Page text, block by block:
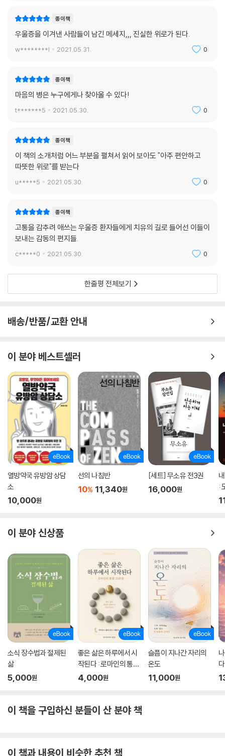
종이책
우울증을 이겨낸 사람들이 남긴 메세지,,, 진실한 위로가 된다.
w********l 2021.05.31. 0
종이책
마음의 병은 누구에게나 찾아올 수 있다!
t*******5 2021.05.30. 0
종이책
이 책의 소개처럼 어느 부분을 펼쳐서 읽어 보아도 "아주 편안하고
따뜻한 위로"를 받는다
u*****5 2021.05.30. 0
종이책
고통을 감추려 애쓰는 우울증 환자들에게 치유의 길로 들어선 이들이
보내는 감동의 편지들.
c*****0 2021.05.30. 0
한줄평 전체보기
배송/반품/교환 안내
이 분야 베스트셀러
열방약국 유방암 상담
소
10,000원
선의 나침반
10% 11,340원
[세트] 무소유 전3권
16,000원
:
이 분야 신상품
소식 장수법과 절제된
삶
5,000원
좋은 삶은 하루에서 시
작된다 : 로마인의 통찰
25문장
4,000원
슬픔이 지나간 자리의
온도
11,000원
다
이 책을 구입하신 분들이 산 분야 책
이 책과 내용이 비슷한 추천 책